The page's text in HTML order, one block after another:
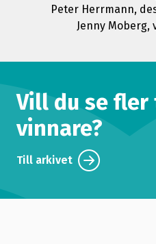
Peter Herrmann,
Jenny Moberg,
Vill du se
vinnare?
Till arkivet